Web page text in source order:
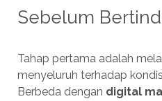
Sebelum
Tahap pertama adalah
menyeluruh terhadap
Berbeda dengan digital